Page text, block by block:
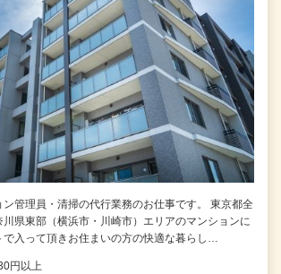
ン管理員・清掃の代行業務のお仕事です。 東京都全
川県東部（横浜市・川崎市）エリアのマンションに
で入って頂きお住まいの方の快適な暮らし…
円以上